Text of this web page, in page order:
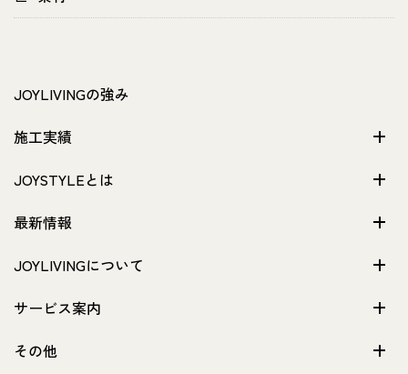
JOYLIVINGの強み
施工実績
JOYSTYLEとは
最新情報
JOYLIVINGについて
サービス案内
その他